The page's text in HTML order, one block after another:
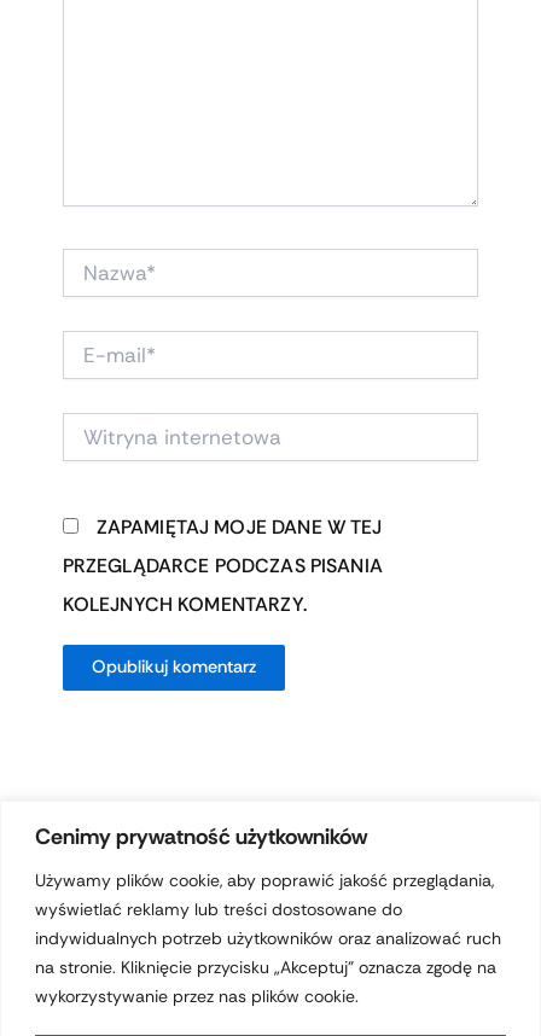
Cenimy prywatność użytkowników
Używamy plików cookie, aby poprawić jakość przeglądania,
wyświetlać reklamy lub treści dostosowane do
indywidualnych potrzeb użytkowników oraz analizować ruch
na stronie. Kliknięcie przycisku „Akceptuj” oznacza zgodę na
wykorzystywanie przez nas plików cookie.
NAZWA*
MAIL*
WITRYNA
INTERNETOWA
ZAPAMIĘTAJ MOJE DANE W TEJ
PRZEGLĄDARCE PODCZAS PISANIA
KOLEJNYCH KOMENTARZY.
Prawa autorskie © 2026 hotelferdynand.pl | Obsługiwane przez
Motyw Astra WordPress